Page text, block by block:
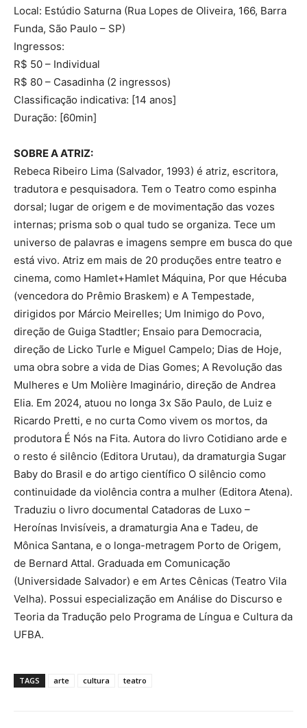
Local: Estúdio Saturna (Rua Lopes de Oliveira, 166, Barra
Funda, São Paulo – SP)
Ingressos:
R$ 50 – Individual
R$ 80 – Casadinha (2 ingressos)
Classificação indicativa: [14 anos]
Duração: [60min]
SOBRE A ATRIZ:
Rebeca Ribeiro Lima (Salvador, 1993) é atriz, escritora,
tradutora e pesquisadora. Tem o Teatro como espinha
dorsal; lugar de origem e de movimentação das vozes
internas; prisma sob o qual tudo se organiza. Tece um
universo de palavras e imagens sempre em busca do que
está vivo. Atriz em mais de 20 produções entre teatro e
cinema, como Hamlet+Hamlet Máquina, Por que Hécuba
(vencedora do Prêmio Braskem) e A Tempestade,
dirigidos por Márcio Meirelles; Um Inimigo do Povo,
direção de Guiga Stadtler; Ensaio para Democracia,
direção de Licko Turle e Miguel Campelo; Dias de Hoje,
uma obra sobre a vida de Dias Gomes; A Revolução das
Mulheres e Um Molière Imaginário, direção de Andrea
Elia. Em 2024, atuou no longa 3x São Paulo, de Luiz e
Ricardo Pretti, e no curta Como vivem os mortos, da
produtora É Nós na Fita. Autora do livro Cotidiano arde e
o resto é silêncio (Editora Urutau), da dramaturgia Sugar
Baby do Brasil e do artigo científico O silêncio como
continuidade da violência contra a mulher (Editora Atena).
Traduziu o livro documental Catadoras de Luxo –
Heroínas Invisíveis, a dramaturgia Ana e Tadeu, de
Mônica Santana, e o longa-metragem Porto de Origem,
de Bernard Attal. Graduada em Comunicação
(Universidade Salvador) e em Artes Cênicas (Teatro Vila
Velha). Possui especialização em Análise do Discurso e
Teoria da Tradução pelo Programa de Língua e Cultura da
UFBA.
TAGS arte cultura teatro